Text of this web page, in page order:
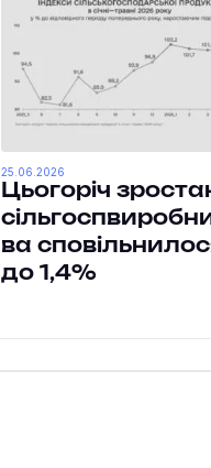
Цьогоріч
ва
до 1,4%
25.06.2026